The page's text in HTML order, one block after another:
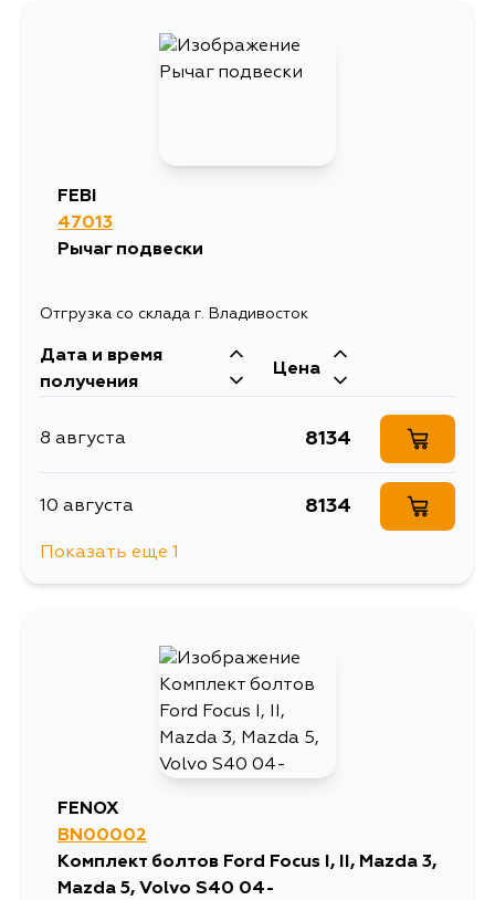
FEBI
47013
Рычаг подвески
Отгрузка со склада г. Владивосток
Дата и время
получения
Цена
8 августа 8134
10 августа 8134
Показать еще 1
FENOX
BN00002
Комплект болтов Ford Focus I, II, Mazda 3,
Mazda 5, Volvo S40 04-